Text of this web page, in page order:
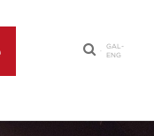
·
GAL-
ENG